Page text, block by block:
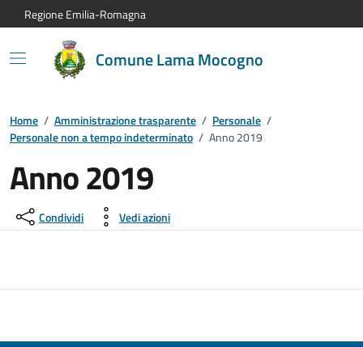
Vai al contenuto principale
Vai alla navigazione del sito
Vai al piede di pagina
Regione Emilia-Romagna
Comune Lama Mocogno
Home / Amministrazione trasparente / Personale /
Personale non a tempo indeterminato / Anno 2019
Anno 2019
Condividi Vedi azioni